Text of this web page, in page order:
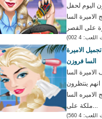
اليوم لحفل
الاميرة السا
الاميرة
السا فروزن
السا
انهم ينتظرون
الاميره السا